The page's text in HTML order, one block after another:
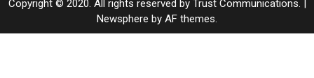
Copyright © 2020. All rights reserved by Trust Communications. |
Newsphere by AF themes.